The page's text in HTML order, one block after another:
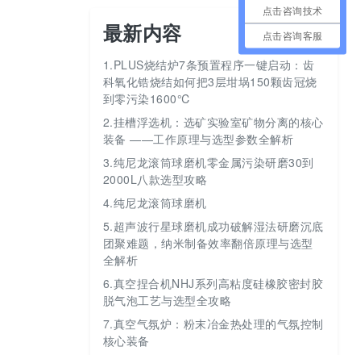
最新内容
1.PLUS烧结炉7条预置程序一键启动：齿
科氧化锆烧结如何把3层坩埚150颗齿冠烧
到零污染1600℃
2.挂槽浮选机：选矿实验室矿物分离的核心
装备 ——工作原理与选型参数全解析
3.纯尼龙滚筒球磨机零金属污染研磨30到
2000L八款选型攻略
4.纯尼龙滚筒球磨机
5.超声波行星球磨机成功破解湿法研磨沉底
团聚难题，纳米制备效率翻倍原理与选型
全解析
6.真空捏合机NHJ系列高粘度硅橡胶密封胶
脱气泡工艺与选型全攻略
7.真空气氛炉：粉末冶金热处理的气氛控制
核心装备
点击咨询技术
点击咨询客服